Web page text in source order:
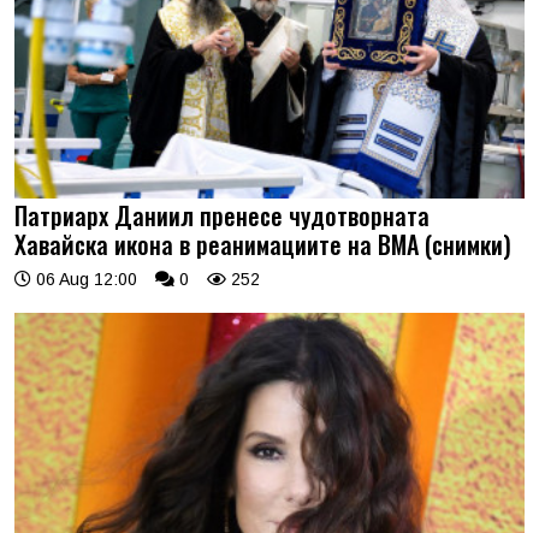
Патриарх Даниил пренесе чудотворната
Хавайска икона в реанимациите на ВМА (снимки)
06 Aug 12:00 0 252